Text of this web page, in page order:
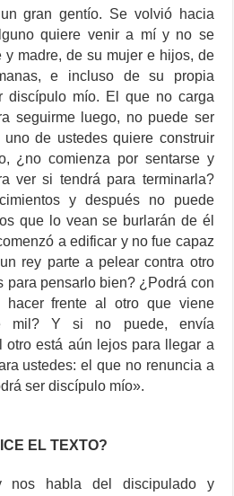
gran gentío. Se volvió hacia
quiere venir a mí y no se
y madre, de su mujer e hijos, de
e incluso de su propia
discípulo mío. El que no carga
seguirme luego, no puede ser
de ustedes quiere construir
¿no comienza por sentarse y
ver si tendrá para terminarla?
y después no puede
que lo vean se burlarán de él
a edificar y no fue capaz
rey parte a pelear contra otro
para pensarlo bien? ¿Podrá con
hacer frente al otro que viene
mil? Y si no puede, envía
otro está aún lejos para llegar a
ustedes: el que no renuncia a
ser discípulo mío».
EL TEXTO?
nos habla del discipulado y